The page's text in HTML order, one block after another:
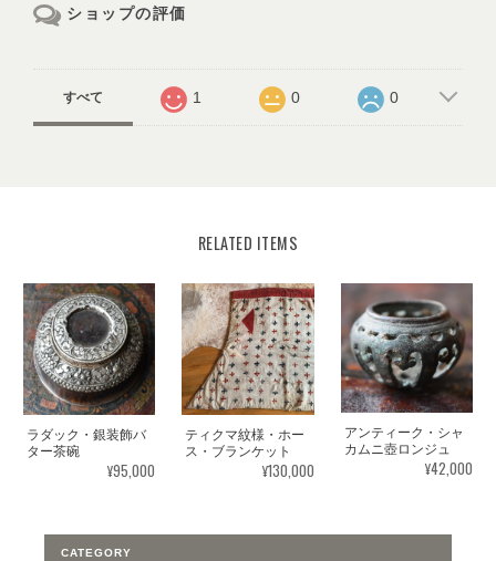
ショップの評価
すべて 1 0 0
RELATED ITEMS
ラダック・銀装飾バ
ター茶碗
¥95,000
ティクマ紋様・ホー
ス・ブランケット
¥130,000
アンティーク・シャ
カムニ壺ロンジュ
¥42,000
CATEGORY